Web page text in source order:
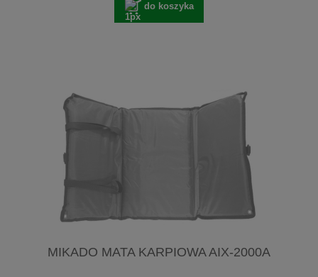
do koszyka
MIKADO MATA KARPIOWA AIX-2000A